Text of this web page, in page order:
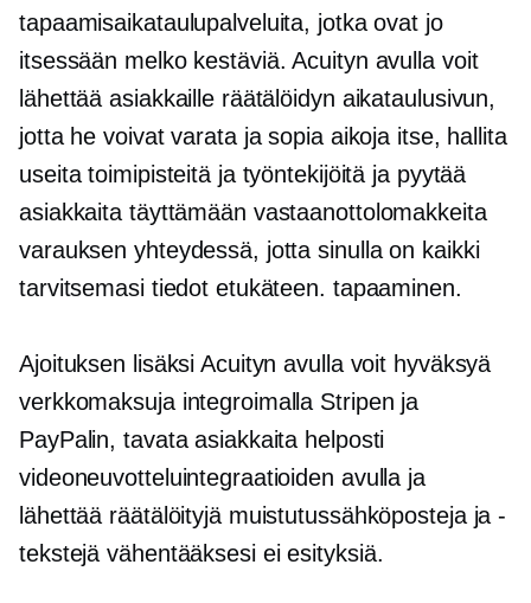
tapaamisaikataulupalveluita, jotka ovat jo
itsessään melko kestäviä. Acuityn avulla voit
lähettää asiakkaille räätälöidyn aikataulusivun,
jotta he voivat varata ja sopia aikoja itse, hallita
useita toimipisteitä ja työntekijöitä ja pyytää
asiakkaita täyttämään vastaanottolomakkeita
varauksen yhteydessä, jotta sinulla on kaikki
tarvitsemasi tiedot etukäteen. tapaaminen.
Ajoituksen lisäksi Acuityn avulla voit hyväksyä
verkkomaksuja integroimalla Stripen ja
PayPalin, tavata asiakkaita helposti
videoneuvotteluintegraatioiden avulla ja
lähettää räätälöityjä muistutussähköposteja ja -
tekstejä vähentääksesi ei esityksiä.